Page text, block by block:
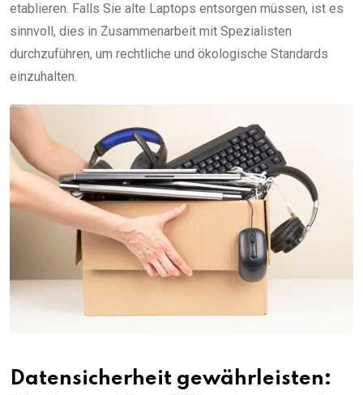
etablieren. Falls Sie alte Laptops entsorgen müssen, ist es
sinnvoll, dies in Zusammenarbeit mit Spezialisten
durchzuführen, um rechtliche und ökologische Standards
einzuhalten.
Datensicherheit gewährleisten: